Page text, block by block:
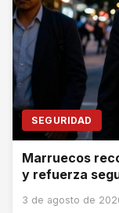
SEGURIDAD
Marruecos
y refuerza
3 de agosto de